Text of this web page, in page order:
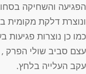
הפגיעה והשחיקה
ונוצרת דלקת מקומית
כמו כן נוצרות
עצם סביב שולי הפרק
עקב העלייה בלחץ.